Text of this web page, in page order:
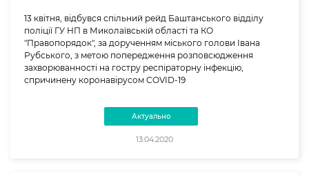
13 квітня, відбувся спільний рейд Баштанського відділу
поліції ГУ НП в Миколаївській області та КО
"Правопорядок", за дорученням міського голови Івана
Рубського, з метою попередження розповсюдження
захворюванності на гостру респіраторну інфекцію,
спричинену коронавірусом COVID-19
Актуально
13.04.2020